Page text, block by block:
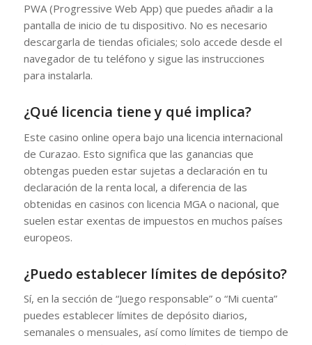
PWA (Progressive Web App) que puedes añadir a la
pantalla de inicio de tu dispositivo. No es necesario
descargarla de tiendas oficiales; solo accede desde el
navegador de tu teléfono y sigue las instrucciones
para instalarla.
¿Qué licencia tiene y qué implica?
Este casino online opera bajo una licencia internacional
de Curazao. Esto significa que las ganancias que
obtengas pueden estar sujetas a declaración en tu
declaración de la renta local, a diferencia de las
obtenidas en casinos con licencia MGA o nacional, que
suelen estar exentas de impuestos en muchos países
europeos.
¿Puedo establecer límites de depósito?
Sí, en la sección de “Juego responsable” o “Mi cuenta”
puedes establecer límites de depósito diarios,
semanales o mensuales, así como límites de tiempo de